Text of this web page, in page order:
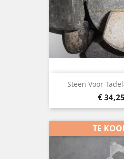
Steen Voor
Prijs
€ 34,25
TE